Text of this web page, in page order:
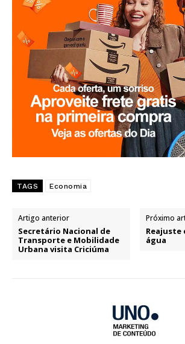
TAGS Economia
Artigo anterior
Secretário Nacional de
Transporte e Mobilidade
Urbana visita Criciúma
Próximo
Reajuste
água